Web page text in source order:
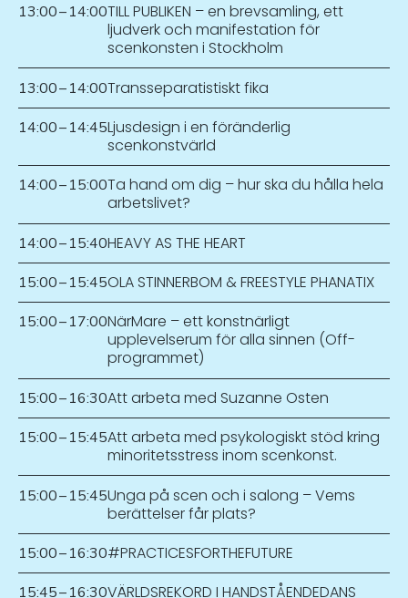
13:00–14:00TILL PUBLIKEN – en brevsamling, ett
ljudverk och manifestation för
scenkonsten i Stockholm
13:00–14:00Transseparatistiskt fika
14:00–14:45Ljusdesign i en föränderlig
scenkonstvärld
14:00–15:00Ta hand om dig – hur ska du hålla hela
arbetslivet?
14:00–15:40HEAVY AS THE HEART
15:00–15:45OLA STINNERBOM & FREESTYLE PHANATIX
15:00–17:00NärMare – ett konstnärligt
upplevelserum för alla sinnen (Off-
programmet)
15:00–16:30Att arbeta med Suzanne Osten
15:00–15:45Att arbeta med psykologiskt stöd kring
minoritetsstress inom scenkonst.
15:00–15:45Unga på scen och i salong – Vems
berättelser får plats?
15:00–16:30#PRACTICESFORTHEFUTURE
15:45–16:30VÄRLDSREKORD I HANDSTÅENDEDANS